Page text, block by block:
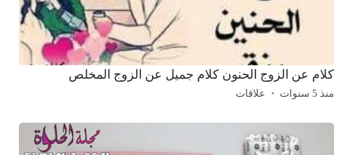
كلام عن الزوج الحنون كلام جميل عن الزوج المخلص
منذ 5 سنوات علاقات